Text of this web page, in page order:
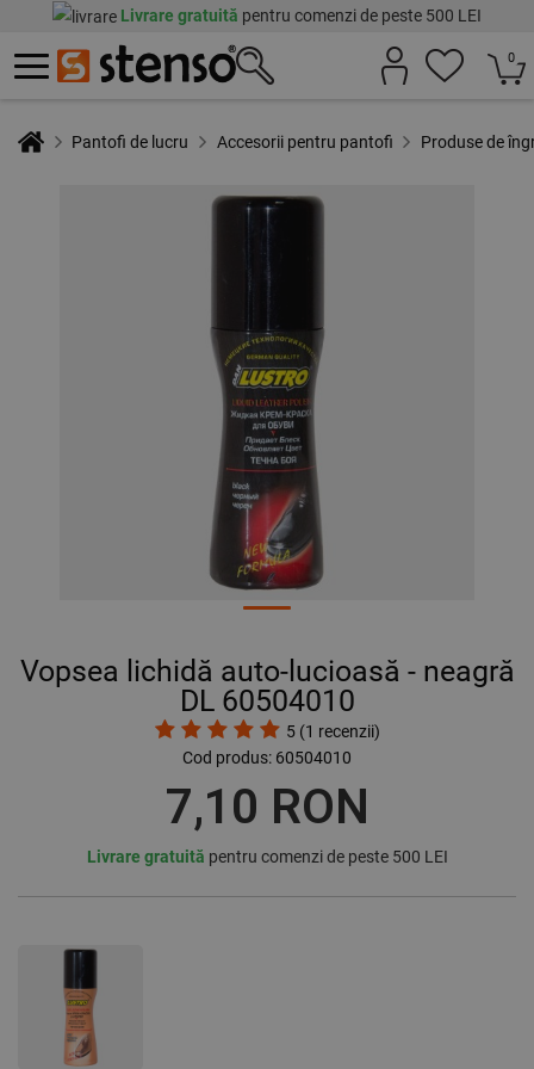
Livrare gratuită pentru comenzi de peste 500 LEI
0
Pantofi de lucru Accesorii pentru pantofi Produse de
Vopsea lichidă auto-lucioasă - neagră
DL 60504010
5 (1 recenzii)
Cod produs: 60504010
7,10 RON
Livrare gratuită pentru comenzi de peste 500 LEI